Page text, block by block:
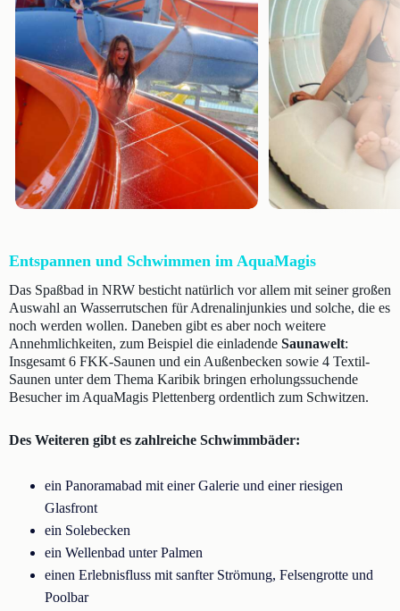
Entspannen und Schwimmen im AquaMagis
Das Spaßbad in NRW besticht natürlich vor allem mit seiner großen
Auswahl an Wasserrutschen für Adrenalinjunkies und solche, die es
noch werden wollen. Daneben gibt es aber noch weitere
Annehmlichkeiten, zum Beispiel die einladende Saunawelt:
Insgesamt 6 FKK-Saunen und ein Außenbecken sowie 4 Textil-
Saunen unter dem Thema Karibik bringen erholungssuchende
Besucher im AquaMagis Plettenberg ordentlich zum Schwitzen.
Des Weiteren gibt es zahlreiche Schwimmbäder:
ein Panoramabad mit einer Galerie und einer riesigen
Glasfront
ein Solebecken
ein Wellenbad unter Palmen
einen Erlebnisfluss mit sanfter Strömung, Felsengrotte und
Poolbar